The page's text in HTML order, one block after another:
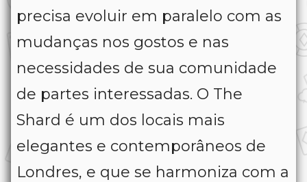
precisa evoluir em paralelo com as
mudanças nos gostos e nas
necessidades de sua comunidade
de partes interessadas. O The
Shard é um dos locais mais
elegantes e contemporâneos de
Londres, e que se harmoniza com a